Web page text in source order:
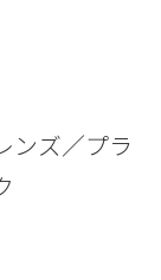
ンズ／プラ